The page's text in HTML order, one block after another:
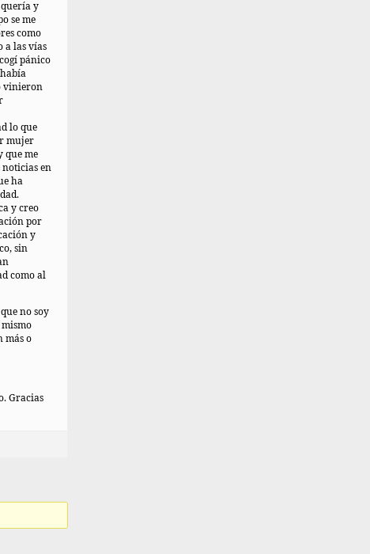
quería y
se me
como
a las vías
pánico
vinieron
lo que
mujer
que me
noticias en
ha
y creo
por
y
sin
como al
no soy
más o
Gracias